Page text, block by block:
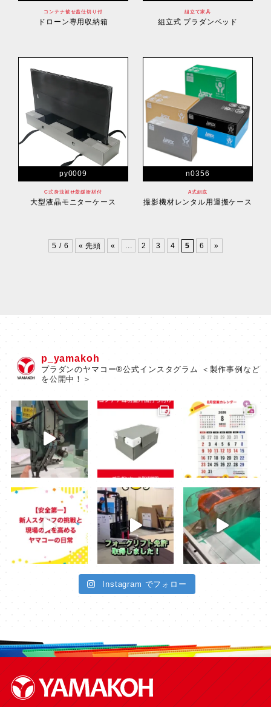
コンテナ被せ蓋仕切り付
ドローン専用収納箱
組立て家具
組立式 プラダンベッド
C式身浅被せ蓋緩衝材付
py0009
大型液晶モニターケース
A式組底
n0356
撮影機材レンタル用運搬ケース
5 / 6 « 先頭 « ... 2 3 4 5 6 »
p_yamakoh
プラダンのヤマコー®公式インスタグラム ＜製作事例など
を公開中！＞
Instagram でフォロー